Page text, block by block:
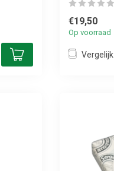
€19,50
Op voorraad
Vergelijk